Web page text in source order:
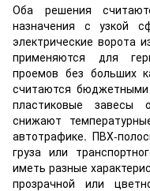
Оба решения
назначения с узкой
электрические ворота
применяются для
проемов без больших
считаются
пластиковые завесы
снижают
автотрафике. ПВХ-
груза или
иметь разные
прозрачной или